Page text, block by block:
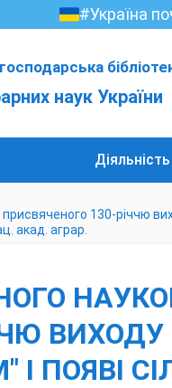
#Україна
наук України
Діяльність
130-річчю
акад. аграр.
ПОЯВІ